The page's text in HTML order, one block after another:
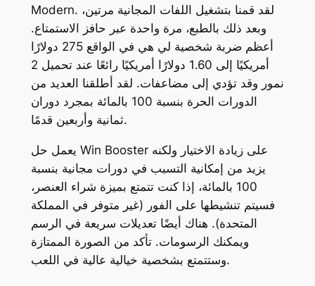
Modern. لقد قمنا بتشغيل اللفات المجانية مرتين،
وبعد ذلك بالطبع، مرة واحدة عبر حافز الاستمتاع.
أعظم ضربة شخصية لي هي في الواقع 275 دولارًا
أمريكيًا إلى 1.60 دولارًا أمريكيًا رائعًا عند تحميل 2
نمور وقد تؤدي إلى مضاعفات. لقد أطلقنا العديد من
الدورات الحرة بنسبة 100 بالمائة بمجرد دوران
ثمانية وأربعين قدمًا.
يعمل حل Win Booster على زيادة الاختيار ولكنه
يزيد من إمكانية التسبب في دورات مجانية بنسبة
100 بالمائة، إذا كنت تتمتع بميزة شراء العنصر،
فسيتم تنشيطها على الفور (غير متوفر في المملكة
المتحدة). هناك أيضًا تعديلات سريعة في الرسم
ويمكنك الرسومات. تأكد من الصورة الممتازة
وستتمتع بشخصية خيالية عالية في اللعب.